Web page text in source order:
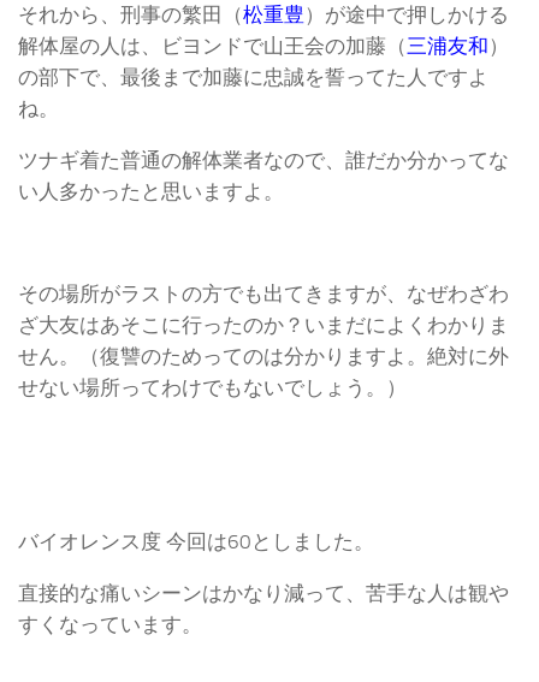
それから、刑事の繁田（松重豊 ）が途中で押しかける
解体屋の人は、ビヨンドで山王会の加藤（三浦友和 ）
の部下で、最後まで加藤に忠誠を誓ってた人ですよ
ね。
ツナギ着た普通の解体業者なので、誰だか分かってな
い人多かったと思いますよ。
その場所がラストの方でも出てきますが、なぜわざわ
ざ大友はあそこに行ったのか？いまだによくわかりま
せん。（復讐のためってのは分かりますよ。絶対に外
せない場所ってわけでもないでしょう。）
バイオレンス度 今回は60としました。
直接的な痛いシーンはかなり減って、苦手な人は観や
すくなっています。